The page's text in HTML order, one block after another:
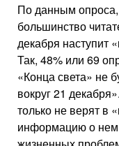
По данным
большинство
декабря наступит
Так, 48% или 69
«Конца света» не
вокруг 21
только не верят в
информацию о нем